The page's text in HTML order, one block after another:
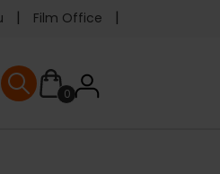
Film Office
0User
User menu